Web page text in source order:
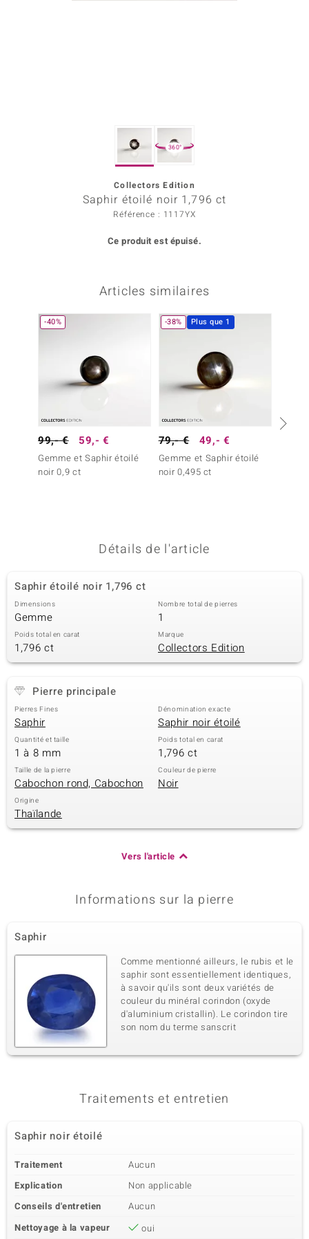
Collection
360°
Collectors Edition
Saphir étoilé noir 1,796 ct
Référence : 1117YX
Ce produit est épuisé.
Articles similaires
-40%
99,- € 59,- €
Gemme et Saphir étoilé
noir 0,9 ct
-38% Plus que 1
79,- € 49,- €
Gemme et Saphir étoilé
noir 0,495 ct
Détails de l'article
Saphir étoilé noir 1,796 ct
Dimensions
Gemme
Nombre total de pierres
1
Poids total en carat
1,796 ct
Marque
Collectors Edition
Pierre principale
Pierres Fines
Saphir
Dénomination exacte
Saphir noir étoilé
Quantité et taille
1 à 8 mm
Poids total en carat
1,796 ct
Taille de la pierre
Cabochon rond, Cabochon
Couleur de pierre
Noir
Origine
Thaïlande
Vers l'article
Informations sur la pierre
Saphir
Comme mentionné ailleurs, le rubis et le
saphir sont essentiellement identiques,
à savoir qu'ils sont deux variétés de
couleur du minéral corindon (oxyde
d'aluminium cristallin). Le corindon tire
son nom du terme sanscrit
Traitements et entretien
Saphir noir étoilé
Traitement
Aucun
Explication
Non applicable
Conseils d'entretien
Aucun
Nettoyage à la vapeur
oui